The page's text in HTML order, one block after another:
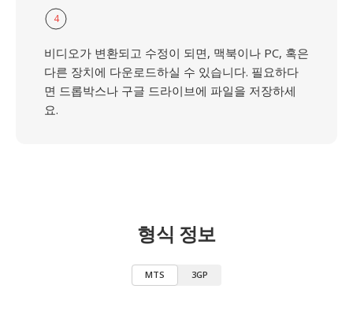
4
비디오가 변환되고 수정이 되면, 맥북이나 PC, 혹은
다른 장치에 다운로드하실 수 있습니다. 필요하다
면 드롭박스나 구글 드라이브에 파일을 저장하세
요.
형식 정보
MTS 3GP